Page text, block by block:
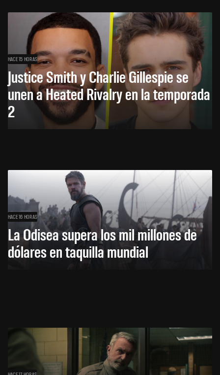
HACE 15 HORAS
Justice Smith y Charlie Gillespie se
unen a Heated Rivalry en la temporada
2
HACE 16 HORAS
La Odisea supera los mil millones de
dólares en taquilla mundial